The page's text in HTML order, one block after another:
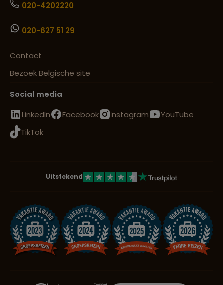
020-4202220
020-627 51 29
Contact
Bezoek Belgische site
Social media
LinkedIn
Facebook Instagram
YouTube
TikTok
Uitstekend